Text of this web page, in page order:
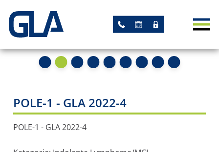
AKTUELLES
TERMINE
STUDIEN
AKADEMISCHE STUDIEN
POLE-1 - GLA 2022-4
POLE-1 - GLA 2022-4